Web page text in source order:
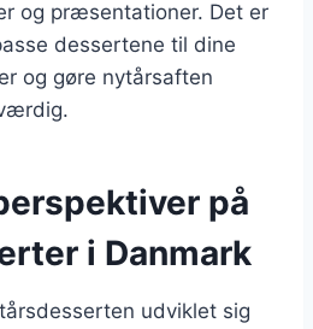
og præsentationer. Det er
dessertene til dine
og gøre nytårsaften
på
i Danmark
udviklet sig